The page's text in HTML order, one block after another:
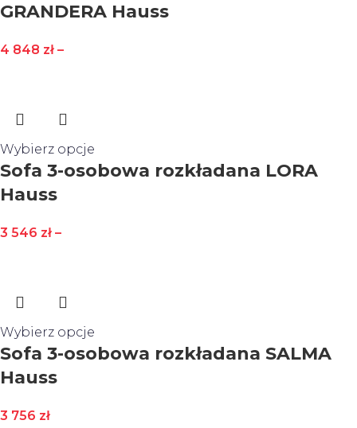
GRANDERA Hauss
4 848 zł –
Wybierz opcje
Sofa 3-osobowa rozkładana LORA
Hauss
3 546 zł –
Wybierz opcje
Sofa 3-osobowa rozkładana SALMA
Hauss
3 756 zł